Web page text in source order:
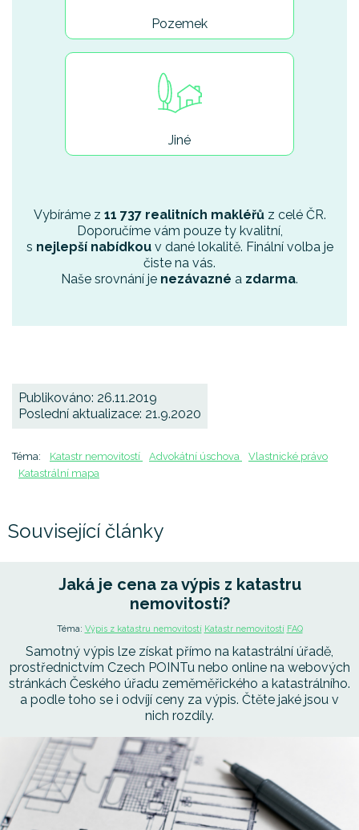
Pozemek
Jiné
Vybíráme z 11 737 realitních makléřůz celé ČR.
Doporučíme vám pouze ty kvalitní,
s nejlepší nabídkouv dané lokalitě. Finální volba je
čiste na vás.
Naše srovnání je nezávazné a zdarma.
Publikováno: 26.11.2019
Poslední aktualizace: 21.9.2020
Téma: Katastr nemovitostí Advokátní úschova
Vlastnické právo
Katastrální mapa
Související články
Jaká je cena za výpis z katastru
nemovitostí?
Téma: Výpis z katastru nemovitostí Katastr nemovitostí FAQ
Samotný výpis lze získat přímo na katastrální úřadě,
prostřednictvím Czech POINTu nebo online na webových
stránkách Českého úřadu zeměměřického a katastrálního.
a podle toho se i odvíjí ceny za výpis. Čtěte jaké jsou v
nich rozdíly.